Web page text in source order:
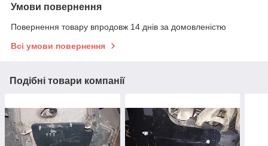
Умови повернення
Повернення товару впродовж 14 днів за домовленістю
Всі умови повернення
Подібні товари компанії